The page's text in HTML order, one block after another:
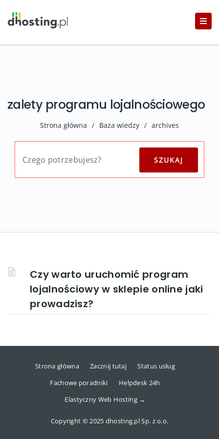
zalety programu lojalnościowego
Strona główna / Baza wiedzy / archives
Czy warto uruchomić program
lojalnościowy w sklepie online jaki
prowadzisz?
Strona główna Zacznij tutaj
Status usług
Fachowe poradniki
Helpdesk 24h
Elastyczny Web Hosting →
Copyright © 2025 dhosting.pl Sp. z o.o.